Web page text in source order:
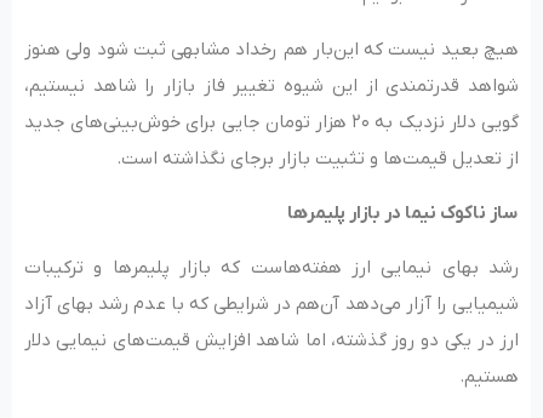
هیچ بعید نیست که این‌بار هم رخداد مشابهی ثبت شود ولی هنوز
شواهد قدرتمندی از این شیوه تغییر فاز بازار را شاهد نیستیم،
گویی دلار نزدیک به ۲۰ هزار تومان جایی برای خوش‌بینی‌های جدید
از تعدیل قیمت‌ها و تثبیت بازار برجای نگذاشته است.
ساز ناکوک نیما در بازار پلیمرها
رشد بهای نیمایی ارز هفته‌هاست که بازار پلیمرها و ترکیبات
شیمیایی را آزار می‌دهد آن‌هم در شرایطی که با عدم رشد بهای آزاد
ارز در یکی دو روز گذشته، اما شاهد افزایش قیمت‌های نیمایی دلار
هستیم.